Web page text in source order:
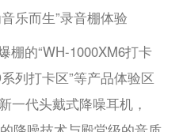
乐而生”录音棚体验
棚的“WH-1000XM6打卡
列打卡区”等产品体验区
一代头戴式降噪耳机，